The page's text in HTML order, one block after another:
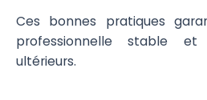
Ces bonnes pratiques
professionnelle stable
ultérieurs.